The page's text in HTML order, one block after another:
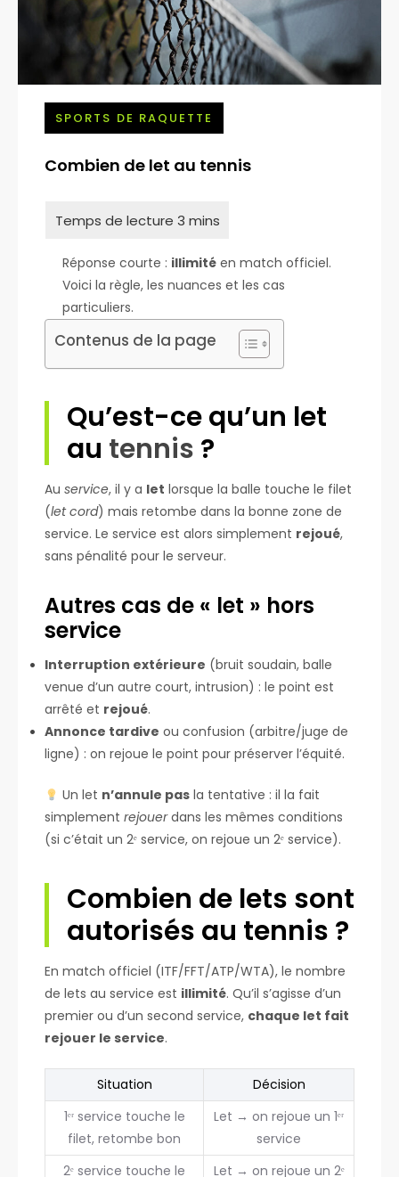
SPORTS DE RAQUETTE
Combien de let au tennis
Réponse courte : illimité en match officiel.
Voici la règle, les nuances et les cas
particuliers.
Contenus de la page
Qu’est-ce qu’un let
au tennis ?
Au service, il y a let lorsque la balle touche le filet
(let cord) mais retombe dans la bonne zone de
service. Le service est alors simplement rejoué,
sans pénalité pour le serveur.
Autres cas de « let » hors
service
Interruption extérieure (bruit soudain, balle
venue d’un autre court, intrusion) : le point est
arrêté et rejoué.
Annonce tardive ou confusion (arbitre/juge de
ligne) : on rejoue le point pour préserver l’équité.
Un let n’annule pasla tentative : il la fait
simplement rejouerdans les mêmes conditions
(si c’était un 2ᵉ service, on rejoue un 2ᵉ service).
Combien de lets sont
autorisés au tennis ?
En match officiel (ITF/FFT/ATP/WTA), le nombre
de lets au service est illimité. Qu’il s’agisse d’un
premier ou d’un second service, chaque let fait
rejouer le service.
Situation
Décision
1ᵉʳ service touche le
filet, retombe bon
Let → on rejoue un 1ᵉʳ
service
2ᵉ service touche le
Let → on rejoue un 2ᵉ